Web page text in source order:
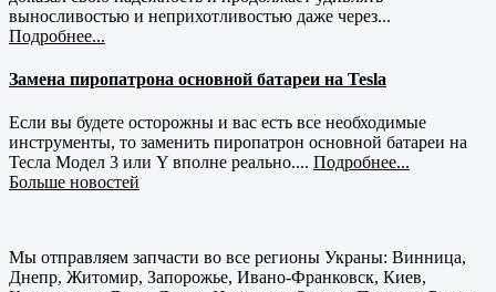
выносливостью и неприхотливостью даже через...
Подробнее...
Замена пиропатрона основной батареи на Tesla
Если вы будете осторожны и вас есть все необходимые
инструменты, то заменить пиропатрон основной батареи на
Тесла Модел 3 или Y вполне реально.... Подробнее...
Больше новостей
Мы отправляем запчасти во все регионы Украны: Винница,
Днепр, Житомир, Запорожье, Ивано-Франковск, Киев,